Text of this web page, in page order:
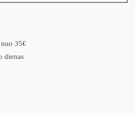
35€
dienas